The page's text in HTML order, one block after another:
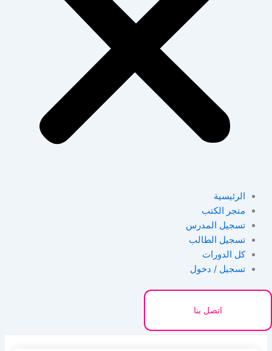
الرئيسية
متجر الكتب
تسجيل المدرس
تسجيل الطالب
كل الدورات
تسجيل / دخول
اتصل بنا